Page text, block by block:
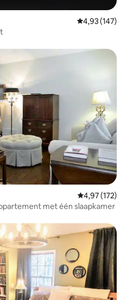
Gemiddelde
4,93 (147)
Gemiddelde
4,97 (172)
met één slaapkamer